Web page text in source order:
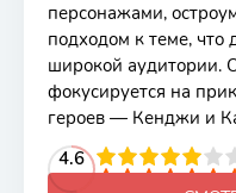
персонажами,
подходом к теме, что
широкой аудитории.
фокусируется на
героев — Кенджи и
4.6
4 5 6 7 8 9 10